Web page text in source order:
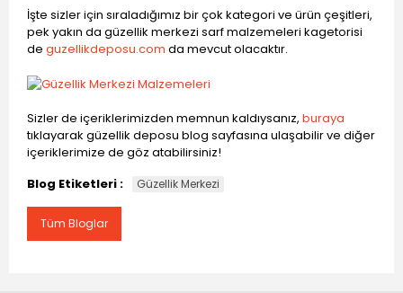
İşte sizler için sıraladığımız bir çok kategori ve ürün çeşitleri,
pek yakın da güzellik merkezi sarf malzemeleri kagetorisi
de guzellikdeposu.com da mevcut olacaktır.
Sizler de içeriklerimizden memnun kaldıysanız, buraya
tıklayarak güzellik deposu blog sayfasına ulaşabilir ve diğer
içeriklerimize de göz atabilirsiniz!
Blog Etiketleri :
Güzellik Merkezi
Tüm Bloglar